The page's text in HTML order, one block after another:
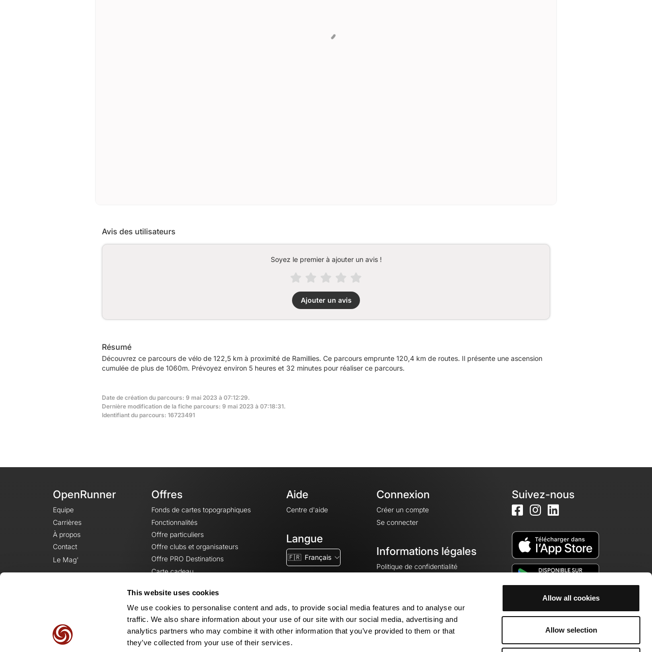
This website uses cookies
We use cookies to personalise content and ads, to provide social media features and to analyse our
traffic. We also share information about your use of our site with our social media, advertising and
analytics partners who may combine it with other information that you’ve provided to them or that
they’ve collected from your use of their services.
Allow all cookies
Allow selection
Avis des utilisateurs
Soyez le premier à ajouter un avis !
Ajouter un avis
Résumé
Découvrez ce parcours de vélo de 122,5 km à proximité de Ramillies. Ce parcours emprunte 120,4 km de routes. Il présente une ascension
cumulée de plus de 1060m. Prévoyez environ 5 heures et 32 minutes pour réaliser ce parcours.
Date de création du parcours: 9 mai 2023 à 07:12:29.
Dernière modification de la fiche parcours: 9 mai 2023 à 07:18:31.
Identifiant du parcours: 16723491
OpenRunner
Equipe
Carrières
À propos
Contact
Le Mag'
Offres
Fonds de cartes topographiques
Fonctionnalités
Offre particuliers
Offre clubs et organisateurs
Offre PRO Destinations
Carte cadeau
Aide
Centre d'aide
Langue
🇫🇷 Français
Connexion
Créer un compte
Se connecter
Informations légales
Politique de confidentialité
Mentions légales
Paramètres des cookies
Suivez-nous